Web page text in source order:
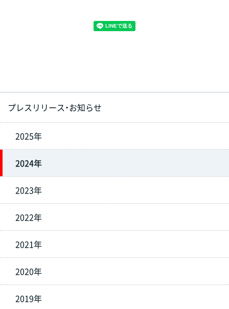
プレスリリース・お知らせ
2025年
2024年
2023年
2022年
2021年
2020年
2019年